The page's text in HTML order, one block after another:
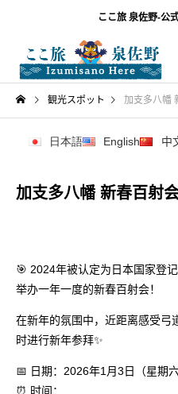
ここ旅 泉佐野-公
観光スポット 加支多八幡
日本語 English 中
加支多八幡 新春百射
🎯 2024年被认定为日本国家登
举办一年一度的新春百射会！
在新年的氛围中，近距离感受弓
时进行新年参拜✨
📅 日期：2026年1月3日（星期六
⏰ 时间：